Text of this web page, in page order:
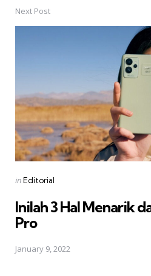
Next Post
Posted
inEditorial
Inilah 3 Hal Menarik
Pro
January 9, 2022